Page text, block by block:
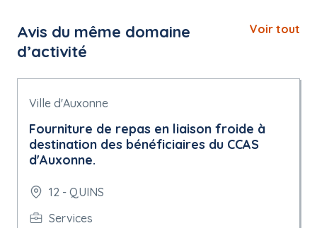
Avis du même domaine
d’activité
Voir tout
Ville d'Auxonne
Fourniture de repas en liaison froide à
destination des bénéficiaires du CCAS
d'Auxonne.
12 - QUINS
Services